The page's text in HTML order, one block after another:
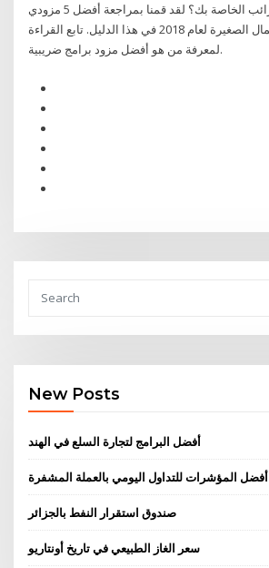
تخطط للقيام الضرائب الخاصة بك؟ لقد قمنا بمراجعة أفضل 5 مزودي
برامج ضرائب الأعمال الصغيرة لعام 2018 في هذا الدليل. تابع القراءة
لمعرفة من هو أفضل مزود برامج ضريبية.
New Posts
أفضل البرامج لتجارة السلع في الهند
أفضل المؤشرات للتداول اليومي بالعملة المشفرة
صندوق استقرار النفط بالجزائر
سعر الغاز الطبيعي في تاريخ أونتاريو